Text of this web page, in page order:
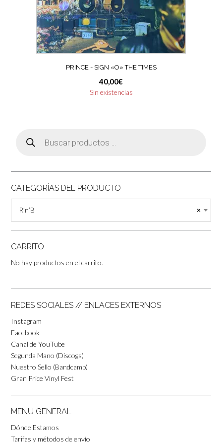
PRINCE ‎- SIGN «O» THE TIMES
40,00€
Sin existencias
productos
CATEGORÍAS DEL PRODUCTO
×
R’n’B
CARRITO
No hay productos en el carrito.
REDES SOCIALES // ENLACES EXTERNOS
Instagram
Facebook
Canal de YouTube
Segunda Mano (Discogs)
Nuestro Sello (Bandcamp)
Gran Price Vinyl Fest
MENU GENERAL
Dónde Estamos
Tarifas y métodos de envío